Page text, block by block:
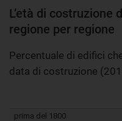
L’età di
regione per regione
Percentuale di edifici
data di costruzione